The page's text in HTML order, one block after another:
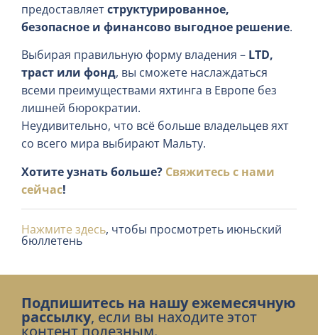
предоставляетструктурированное,
безопасное и финансово выгодное решение.
Выбирая правильную форму владения – LTD,
траст или фонд, вы сможете наслаждаться
всеми преимуществами яхтинга в Европе без
лишней бюрократии.
Неудивительно, что всё больше владельцев яхт
со всего мира выбирают Мальту.
Хотите узнать больше? Свяжитесь с нами
сейчас!
Нажмите здесь, чтобы просмотреть июньский
бюллетень
Подпишитесь на нашу ежемесячную
рассылку, если вы находите этот
контент полезным.